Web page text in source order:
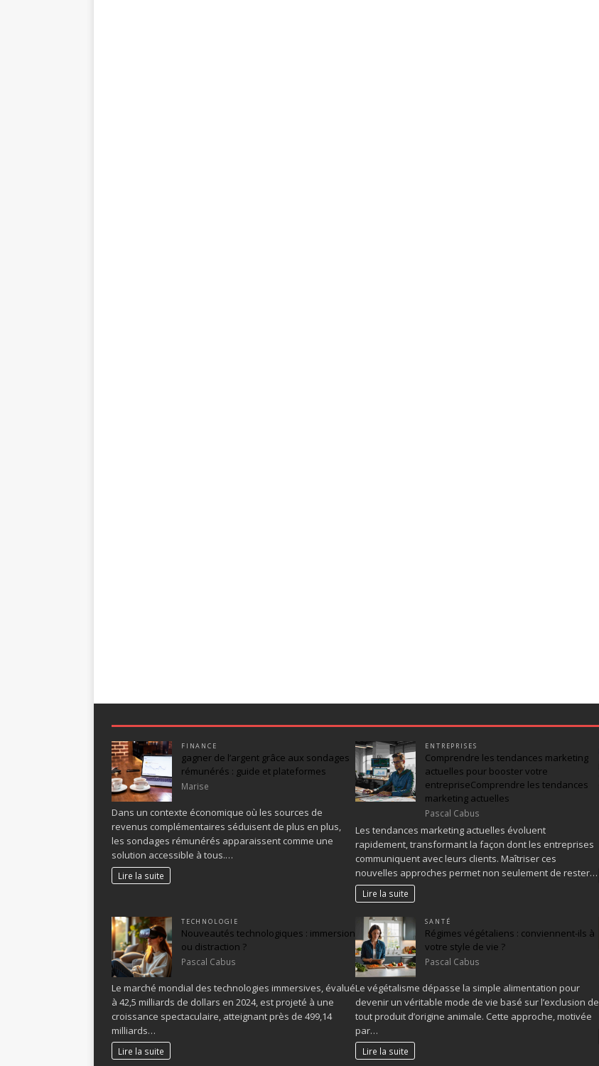
FINANCE
gagner de l’argent grâce aux sondages
rémunérés : guide et plateformes
Marise
Dans un contexte économique où les sources de
revenus complémentaires séduisent de plus en plus,
les sondages rémunérés apparaissent comme une
solution accessible à tous.…
Lire la suite
ENTREPRISES
Comprendre les tendances marketing
actuelles pour booster votre
entrepriseComprendre les tendances
marketing actuelles
Pascal Cabus
Les tendances marketing actuelles évoluent
rapidement, transformant la façon dont les entreprises
communiquent avec leurs clients. Maîtriser ces
nouvelles approches permet non seulement de rester…
Lire la suite
TECHNOLOGIE
Nouveautés technologiques : immersion
ou distraction ?
Pascal Cabus
Le marché mondial des technologies immersives, évalué
à 42,5 milliards de dollars en 2024, est projeté à une
croissance spectaculaire, atteignant près de 499,14
milliards…
Lire la suite
SANTÉ
Régimes végétaliens : conviennent-ils à
votre style de vie ?
Pascal Cabus
Le végétalisme dépasse la simple alimentation pour
devenir un véritable mode de vie basé sur l’exclusion de
tout produit d’origine animale. Cette approche, motivée
par…
Lire la suite